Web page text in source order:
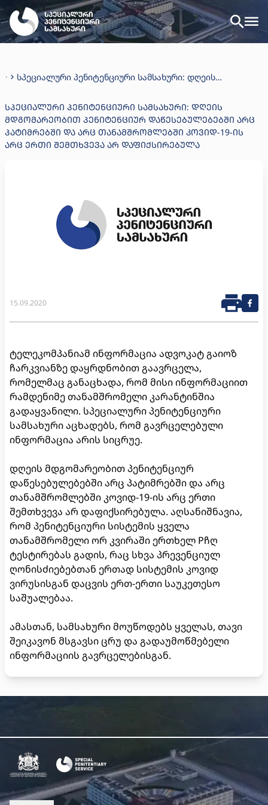
სპეციალური პენიტენციური სამსახური: დღეის
პატიმრებში და არც თანამშრომლებში კოვიდ-19-ის არც
ერთი შემთხვევა არ დაფიქსირებულა
ᲡᲞᲔᲪᲘᲐᲚᲣᲠᲘ ᲞᲔᲜᲘᲢᲔᲜᲪᲘᲣᲠᲘ ᲡᲐᲛᲡᲐᲮᲣᲠᲘ: ᲓᲦᲔᲘᲡ
ᲛᲓᲒᲝᲛᲐᲠᲔᲝᲑᲘᲗ ᲞᲔᲜᲘᲢᲔᲜᲪᲘᲣᲠ ᲓᲐᲬᲔᲡᲔᲑᲣᲚᲔᲑᲔᲑᲨᲘ ᲐᲠᲪ
ᲞᲐᲢᲘᲛᲠᲔᲑᲨᲘ ᲓᲐ ᲐᲠᲪ ᲗᲐᲜᲐᲛᲨᲠᲝᲛᲚᲔᲑᲨᲘ ᲙᲝᲕᲘᲓ-19-ᲘᲡ
ᲐᲠᲪ ᲔᲠᲗᲘ ᲨᲔᲛᲗᲮᲕᲔᲕᲐ ᲐᲠ ᲓᲐᲤᲘᲥᲡᲘᲠᲔᲑᲣᲚᲐ
15.09.2020
ტელეკომპანიამ ინფორმაცია ადვოკატ გაიოზ
ჩარკვიანზე დაყრდნობით გაავრცელა,
რომელმაც განაცხადა, რომ მისი ინფორმაციით
რამდენიმე თანამშრომელი კარანტინშია
გადაყვანილი. სპეციალური პენიტენციური
სამსახური აცხადებს, რომ გავრცელებული
ინფორმაცია არის სიცრუე.
დღეის მდგომარეობით პენიტენციურ
დაწესებულებებში არც პატიმრებში და არც
თანამშრომლებში კოვიდ-19-ის არც ერთი
შემთხვევა არ დაფიქსირებულა. აღსანიშნავია,
რომ პენიტენციური სისტემის ყველა
თანამშრომელი ორ კვირაში ერთხელ Pჩღ
ტესტირებას გადის, რაც სხვა პრევენციულ
ღონისძიებებთან ერთად სისტემის კოვიდ
ვირუსისგან დაცვის ერთ-ერთი საუკეთესო
საშუალებაა.
ამასთან, სამსახური მოუწოდებს ყველას, თავი
შეიკავონ მსგავსი ცრუ და გადაუმოწმებელი
ინფორმაციის გავრცელებისგან.